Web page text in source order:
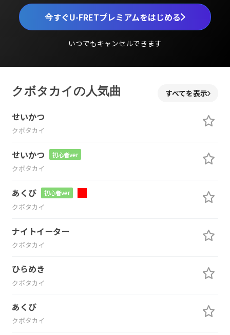
今すぐU-FRETプレミアムをはじめる
いつでもキャンセルできます
クボタカイの人気曲 すべてを表示
せいかつ
クボタカイ
せいかつ 初心者ver
クボタカイ
あくび 初心者ver
クボタカイ
ナイトイーター
クボタカイ
ひらめき
クボタカイ
あくび
クボタカイ